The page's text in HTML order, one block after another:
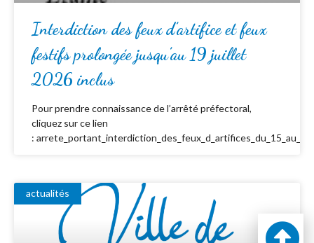
Interdiction des feux d’artifice et feux
festifs prolongée jusqu’au 19 juillet
2026 inclus
Pour prendre connaissance de l’arrêté préfectoral,
cliquez sur ce lien
:
actualités